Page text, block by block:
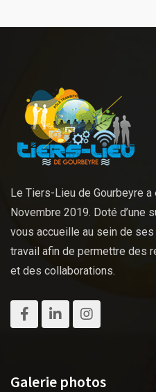
Le Tiers-Lieu de Gourbeyre
Novembre 2019. Doté d’une
vous accueille au sein de
travail afin de permettre des
et des collaborations.
Galerie photos